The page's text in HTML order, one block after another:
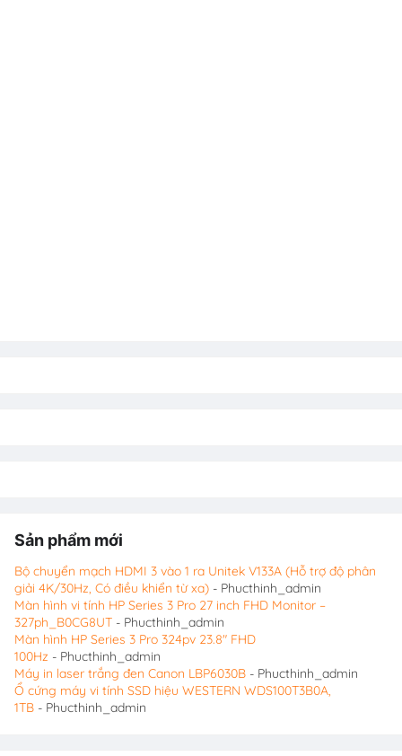
Sản phẩm mới
Bộ chuyển mạch HDMI 3 vào 1 ra Unitek V133A (Hỗ trợ độ phân
giải 4K/30Hz, Có điều khiển từ xa) - Phucthinh_admin
Màn hình vi tính HP Series 3 Pro 27 inch FHD Monitor –
327ph_B0CG8UT - Phucthinh_admin
Màn hình HP Series 3 Pro 324pv 23.8″ FHD
100Hz - Phucthinh_admin
Máy in laser trắng đen Canon LBP6030B - Phucthinh_admin
Ổ cứng máy vi tính SSD hiệu WESTERN WDS100T3B0A,
1TB - Phucthinh_admin